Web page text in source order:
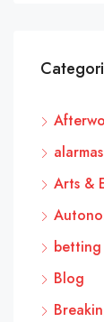
Arts &
Blog